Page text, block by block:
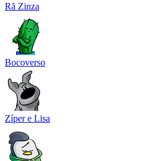
Rã Zinza
Bocoverso
Zíper e Lisa